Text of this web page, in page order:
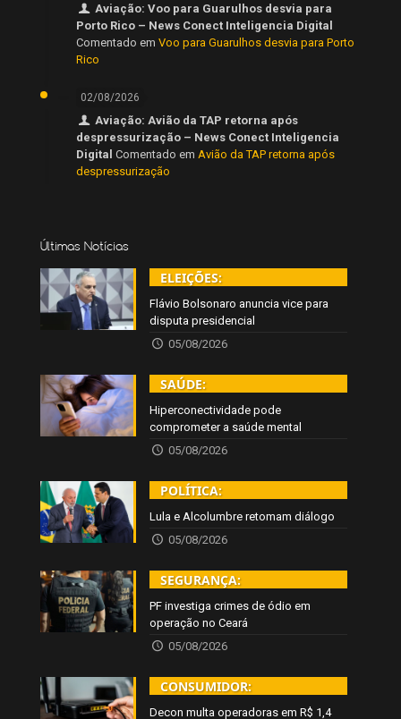
Aviação: Voo para Guarulhos desvia para
Porto Rico – News Conect Inteligencia Digital
Comentado em Voo para Guarulhos desvia para Porto
Rico
02/08/2026
Aviação: Avião da TAP retorna após
despressurização – News Conect Inteligencia
Digital Comentado em Avião da TAP retorna após
despressurização
Últimas Notícias
ELEIÇÕES:
Flávio Bolsonaro anuncia vice para
disputa presidencial
05/08/2026
SAÚDE:
Hiperconectividade pode
comprometer a saúde mental
05/08/2026
POLÍTICA:
Lula e Alcolumbre retomam diálogo
05/08/2026
SEGURANÇA:
PF investiga crimes de ódio em
operação no Ceará
05/08/2026
CONSUMIDOR:
Decon multa operadoras em R$ 1,4